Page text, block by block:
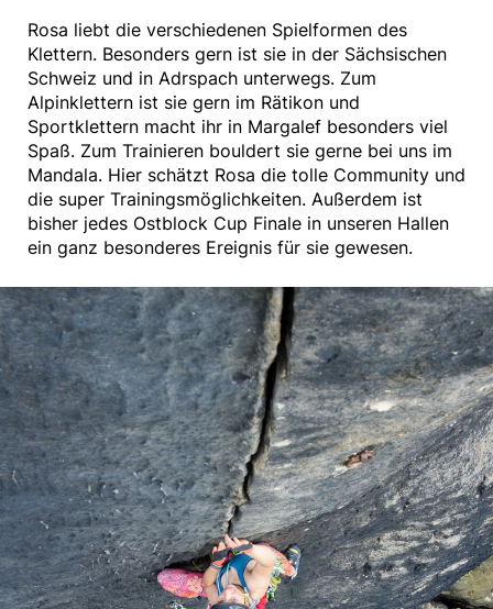
Rosa liebt die verschiedenen Spielformen des
Klettern. Besonders gern ist sie in der Sächsischen
Schweiz und in Adrspach unterwegs. Zum
Alpinklettern ist sie gern im Rätikon und
Sportklettern macht ihr in Margalef besonders viel
Spaß. Zum Trainieren bouldert sie gerne bei uns im
Mandala. Hier schätzt Rosa die tolle Community und
die super Trainingsmöglichkeiten. Außerdem ist
bisher jedes Ostblock Cup Finale in unseren Hallen
ein ganz besonderes Ereignis für sie gewesen.